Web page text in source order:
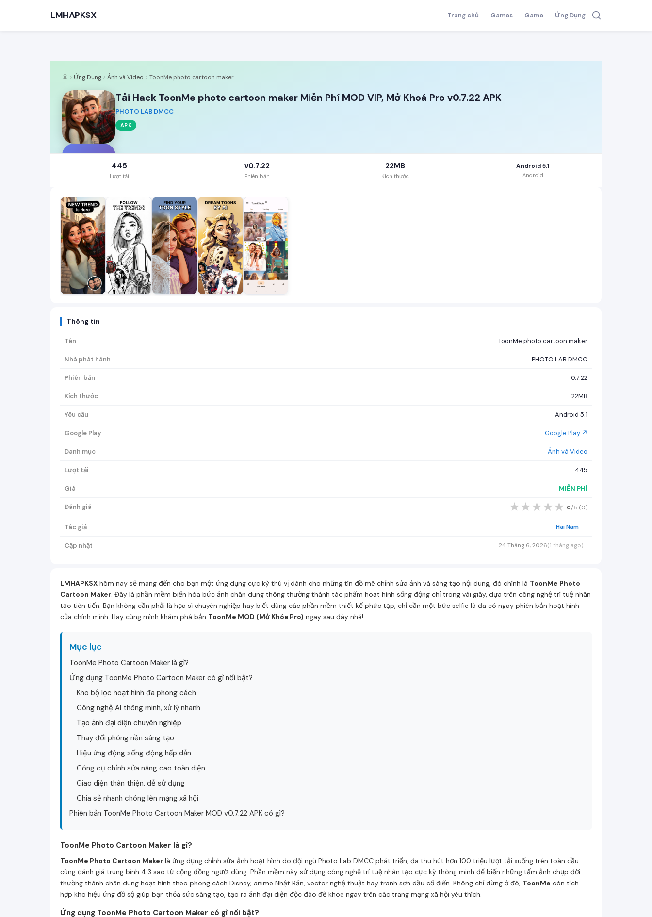
TÌM KIẾM PHỔ BIẾN
LMHAPKSX Trang chủ Games Game Ứng Dụng
Ứng Dụng Ảnh và Video ToonMe photo cartoon maker
Tải Hack ToonMe photo cartoon maker Miễn Phí MOD VIP, Mở Khoá Pro v0.7.22 APK
PHOTO LAB DMCC
APK
445
Lượt tải
v0.7.22
Phiên bản
22MB
Kích thước
Android 5.1
Android
Thông tin
Tên ToonMe photo cartoon maker
Nhà phát hành PHOTO LAB DMCC
Phiên bản 0.7.22
Kích thước 22MB
Yêu cầu Android 5.1
Google Play Google Play ↗
Danh mục Ảnh và Video
Lượt tải 445
Giá MIỄN PHÍ
Đánh giá ★ ★ ★ ★ ★ 0/5 (0)
Tác giả Hai Nam
Cập nhật 24 Tháng 6, 2026(1 tháng ago)
LMHAPKSX hôm nay sẽ mang đến cho bạn một ứng dụng cực kỳ thú vị dành cho những tín đồ mê chỉnh sửa ảnh và sáng tạo nội dung, đó chính là ToonMe Photo
Cartoon Maker. Đây là phần mềm biến hóa bức ảnh chân dung thông thường thành tác phẩm hoạt hình sống động chỉ trong vài giây, dựa trên công nghệ trí tuệ nhân
tạo tiên tiến. Bạn không cần phải là họa sĩ chuyên nghiệp hay biết dùng các phần mềm thiết kế phức tạp, chỉ cần một bức selfie là đã có ngay phiên bản hoạt hình
của chính mình. Hãy cùng mình khám phá bản ToonMe MOD (Mở Khóa Pro) ngay sau đây nhé!
Mục lục
ToonMe Photo Cartoon Maker là gì?
Ứng dụng ToonMe Photo Cartoon Maker có gì nổi bật?
Kho bộ lọc hoạt hình đa phong cách
Công nghệ AI thông minh, xử lý nhanh
Tạo ảnh đại diện chuyên nghiệp
Thay đổi phông nền sáng tạo
Hiệu ứng động sống động hấp dẫn
Công cụ chỉnh sửa nâng cao toàn diện
Giao diện thân thiện, dễ sử dụng
Chia sẻ nhanh chóng lên mạng xã hội
Phiên bản ToonMe Photo Cartoon Maker MOD v0.7.22 APK có gì?
ToonMe Photo Cartoon Maker là gì?
ToonMe Photo Cartoon Maker là ứng dụng chỉnh sửa ảnh hoạt hình do đội ngũ Photo Lab DMCC phát triển, đã thu hút hơn 100 triệu lượt tải xuống trên toàn cầu
cùng đánh giá trung bình 4.3 sao từ cộng đồng người dùng. Phần mềm này sử dụng công nghệ trí tuệ nhân tạo cực kỳ thông minh để biến những tấm ảnh chụp đời
thường thành chân dung hoạt hình theo phong cách Disney, anime Nhật Bản, vector nghệ thuật hay tranh sơn dầu cổ điển. Không chỉ dừng ở đó, ToonMe còn tích
hợp kho hiệu ứng đồ sộ giúp bạn thỏa sức sáng tạo, tạo ra ảnh đại diện độc đáo để khoe ngay trên các trang mạng xã hội yêu thích.
Ứng dụng ToonMe Photo Cartoon Maker có gì nổi bật?